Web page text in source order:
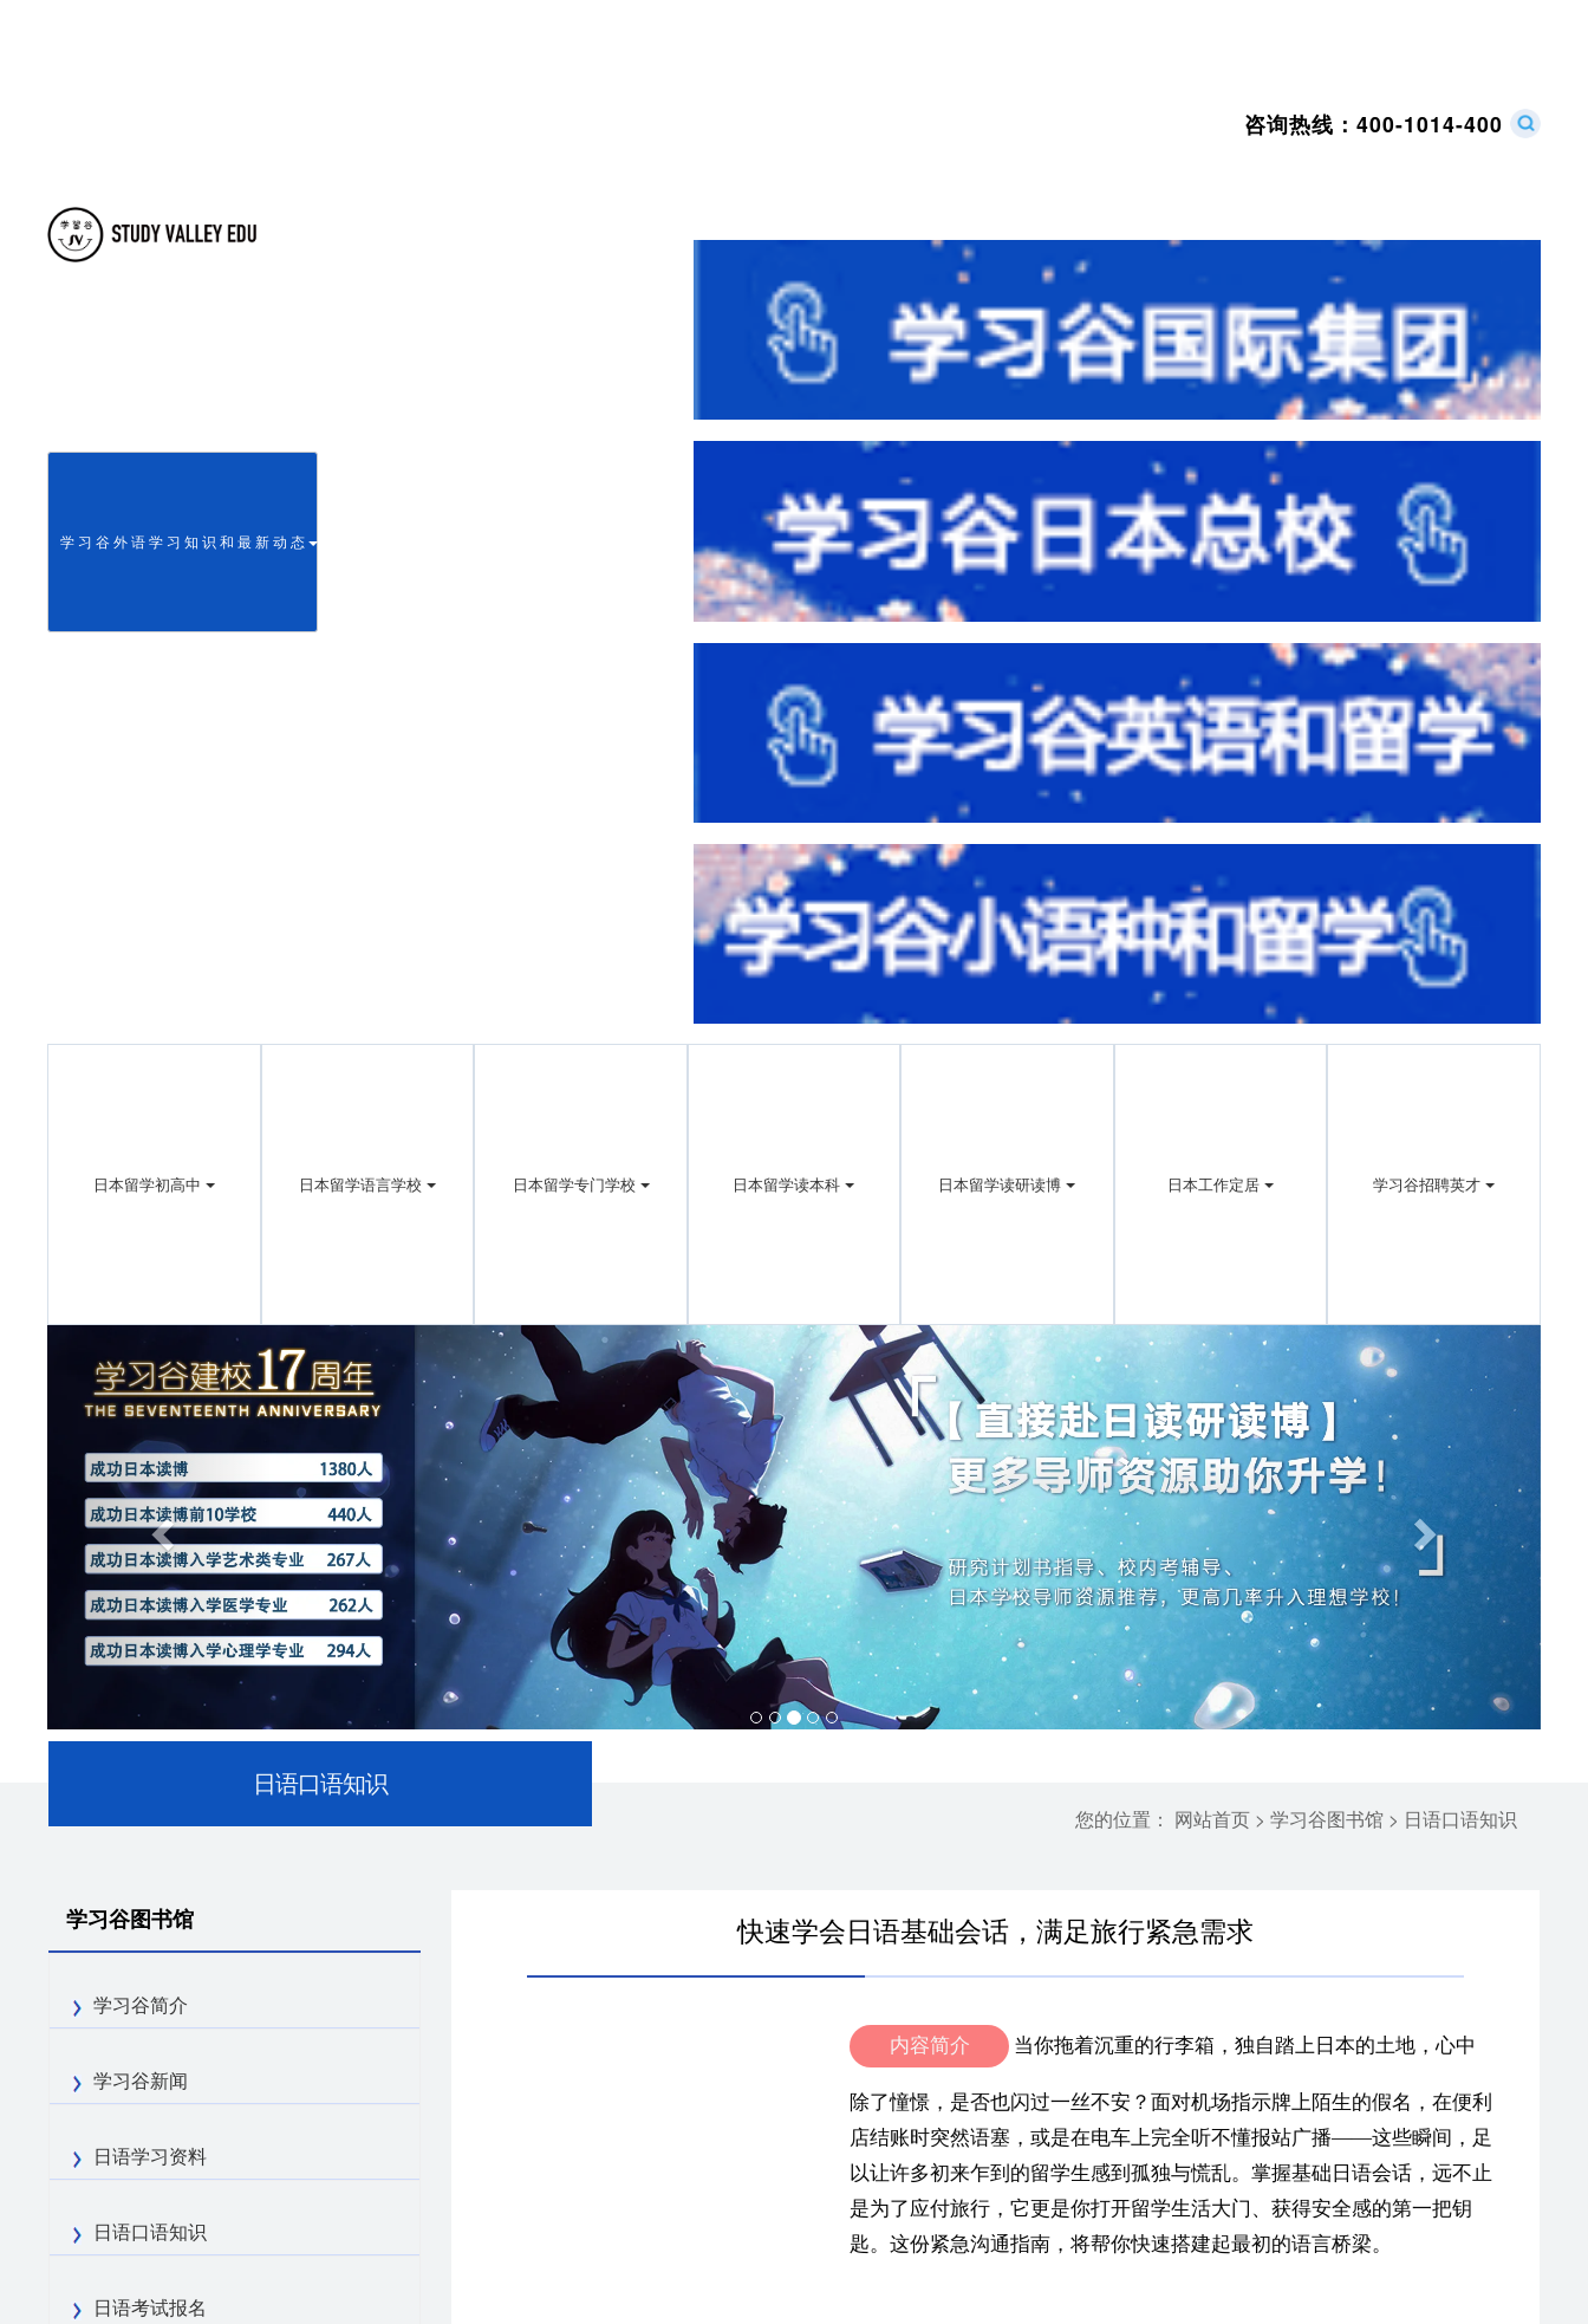
学 习 谷 外 语 学 习 知 识 和 最 新 动 态
咨询热线： 400-1014-400
日本留学初高中 日本留学语言学校 日本留学专门学校 日本留学读本科 日本留学读研读博 日本工作定居 学习谷招聘英才
Previous Next
日语口语知识
您的位置：
网站首页> 学习谷图书馆> 日语口语知识
学习谷图书馆
学习谷简介
学习谷新闻
日语学习资料
日语口语知识
日语考试报名
快速学会日语基础会话，满足旅行紧急需求
内容简介 当你拖着沉重的行李箱，独自踏上日本的土地，心中
除了憧憬，是否也闪过一丝不安？面对机场指示牌上陌生的假名，在便利
店结账时突然语塞，或是在电车上完全听不懂报站广播——这些瞬间，足
以让许多初来乍到的留学生感到孤独与慌乱。掌握基础日语会话，远不止
是为了应付旅行，它更是你打开留学生活大门、获得安全感的第一把钥
匙。这份紧急沟通指南，将帮你快速搭建起最初的语言桥梁。